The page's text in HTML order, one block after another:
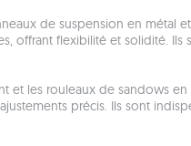
de suspension en métal
offrant flexibilité et solidité.
et les rouleaux de sandows
précis. Ils sont